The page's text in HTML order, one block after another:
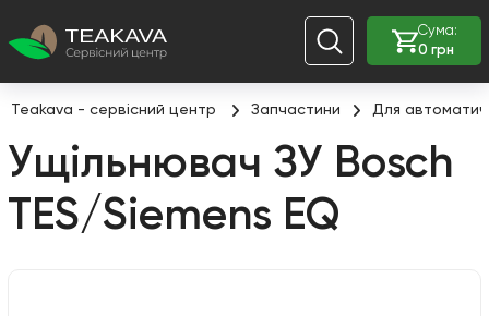
Сума:
0 грн
Teakava - сервісний центр Запчастини Для
Ущільнювач ЗУ Bosch
TES/Siemens EQ